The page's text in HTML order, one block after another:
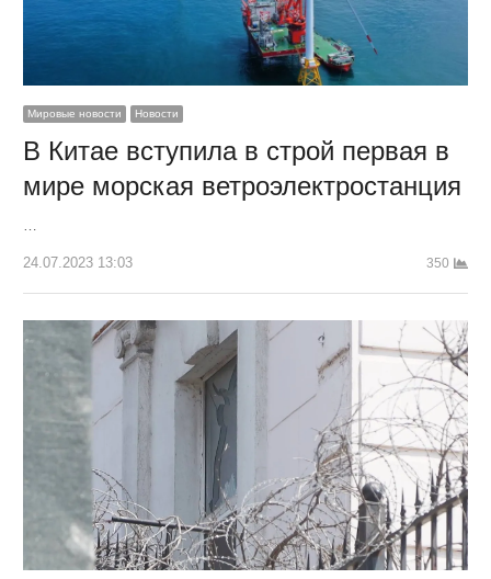
Мировые новости Новости
В Китае вступила в строй первая в
мире морская ветроэлектростанция
…
24.07.2023 13:03 350